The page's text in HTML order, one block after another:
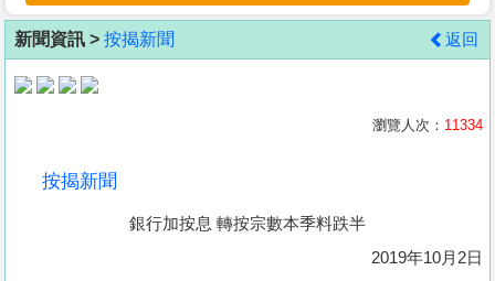
客
地
產
新聞資訊 > 按揭新聞 返回
瀏覽人次： 11334
按揭新聞
銀行加按息 轉按宗數本季料跌半
2019年10月2日